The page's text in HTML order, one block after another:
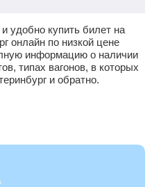
удобно купить билет на
онлайн по низкой цене
информацию о наличии
типах вагонов, в которых
и обратно.